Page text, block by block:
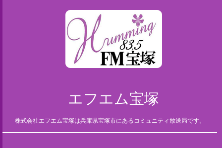
エフエム宝塚
株式会社エフエム宝塚は兵庫県宝塚市にあるコミュニティ放送局です。